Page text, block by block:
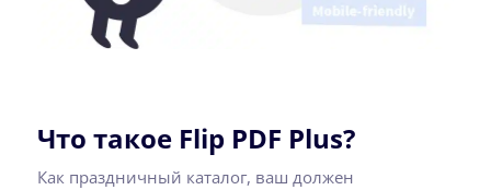
Что такое Flip PDF Plus?
Как праздничный каталог, ваш должен